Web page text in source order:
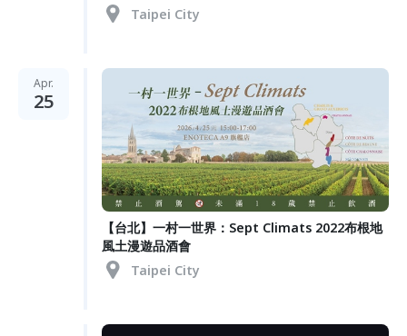
Taipei City
Apr.
25
【台北】一村一世界：Sept Climats 2022布根地
風土漫遊品酒會
Taipei City